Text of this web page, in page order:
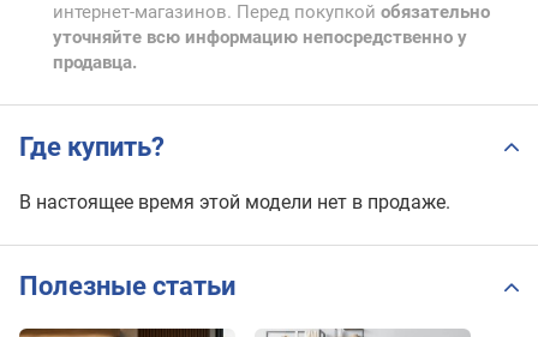
интернет-магазинов. Перед покупкой обязательно
уточняйте всю информацию непосредственно у
продавца.
Где купить?
В настоящее время этой модели нет в продаже.
Полезные статьи